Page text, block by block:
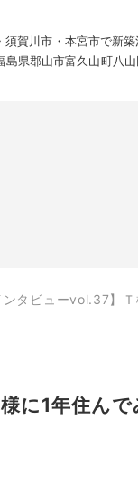
須賀川市・本宮市で新
県郡山市富久山町八
ンタビューvol.37】
に1年住ん